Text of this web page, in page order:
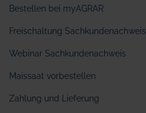
Bestellen bei myAGRAR
Freischaltung Sachkundenachweis
Webinar Sachkundenachweis
Maissaat vorbestellen
Zahlung und Lieferung